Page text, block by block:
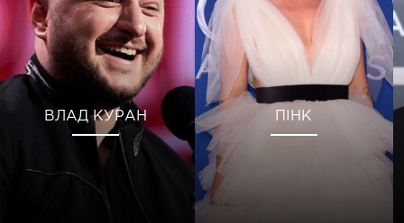
ВЛАД КУРАН ПІНК